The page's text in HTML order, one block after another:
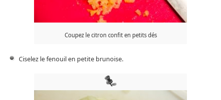
Coupez le citron confit en petits dés
Ciselez le fenouil en petite brunoise.